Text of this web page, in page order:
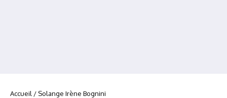
Accueil / Solange Irène Bognini